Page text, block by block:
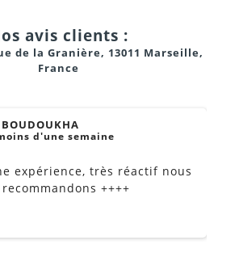
avis clients :
de la Granière, 13011 Marseille,
France
d'une semaine
expérience, très réactif nous
recommandons ++++